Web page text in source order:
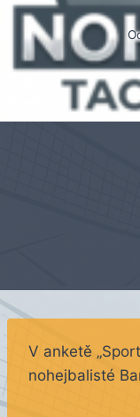
V anketě
nohejbalisté